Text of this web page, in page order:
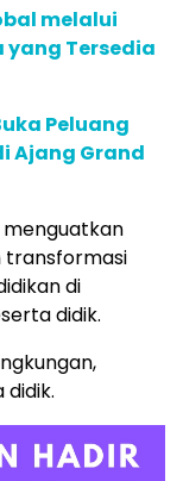
melalui
yang Tersedia
Peluang
Ajang Grand
menguatkan
transformasi
di
didik.